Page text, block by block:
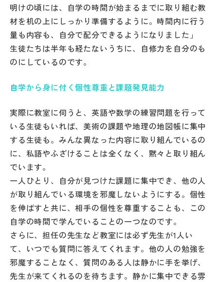
個人情報保護方針
サイトマップ
明けの頃には、自学の時間が始まるまでに取り組む教
材を机の上にしっかり準備するように。時間内に行う
量も内容も、自分で配分できるようになりました」
生徒たちは半年も経たないうちに、自修力を自分のも
のにしているのです。
自学から身に付く個性尊重と課題発見能力
実際に教室に伺うと、英語や数学の練習問題を行って
いる生徒もいれば、美術の課題や地理の地図帳に集中
する生徒も。みんな異なった内容に取り組んでいるの
に、私語やふざけることは全くなく、黙々と取り組ん
でいます。
一人ひとり、自分が見つけた課題に集中でき、他の人
が取り組んでいる環境を邪魔しないようにする。個性
を伸ばすと共に、相手の個性を尊重することも、この
自学の時間で学んでいることの一つなのです。
さらに、担任の先生など教室には必ず先生が1人い
て、いつでも質問に答えてくれます。他の人の勉強を
邪魔することなく、質問のある人は静かに手を挙げ、
先生が来てくれるのを待ちます。静かに集中できる雰